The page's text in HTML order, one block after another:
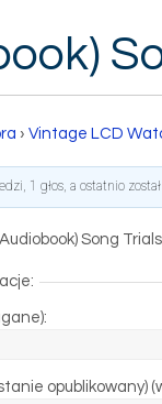
› Vintage LCD
1 głos, a ostatnio
Song
opublikowany)